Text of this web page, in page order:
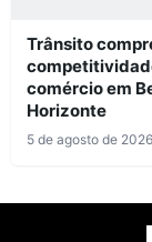
Trânsito
comércio em
Horizonte
5 de agosto de 2026